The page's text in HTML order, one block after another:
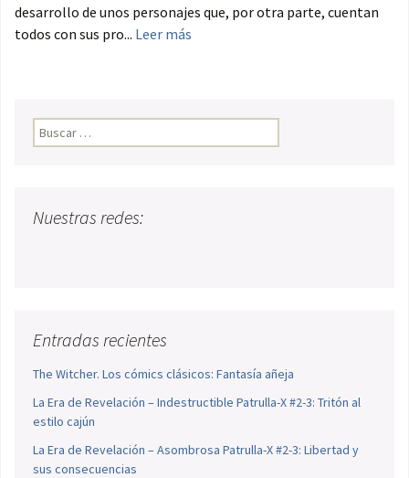
desarrollo de unos personajes que, por otra parte, cuentan
todos con sus pro... Leer más
Buscar:
Nuestras redes:
Entradas recientes
The Witcher. Los cómics clásicos: Fantasía añeja
La Era de Revelación – Indestructible Patrulla-X #2-3: Tritón al
estilo cajún
La Era de Revelación – Asombrosa Patrulla-X #2-3: Libertad y
sus consecuencias